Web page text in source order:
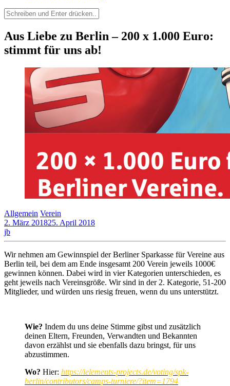
Suchen
nach:
Aus Liebe zu Berlin – 200 x 1.000 Euro:
stimmt für uns ab!
Allgemein Verein
2. März 201825. April 2018
jb
Wir nehmen am Gewinnspiel der Berliner Sparkasse für Vereine aus
Berlin teil, bei dem am Ende insgesamt 200 Verein jeweils 1000€
gewinnen können. Dabei wird in vier Kategorien unterschieden, es
geht jeweils nach Vereinsgröße. Wir sind in der 2. Kategorie, 51-200
Mitglieder, und würden uns riesig freuen, wenn du uns unterstützt.
Wie? Indem du uns deine Stimme gibst und zusätzlich
deinen Eltern, Freunden, Verwandten und Bekannten
davon erzählst und sie ebenfalls dazu bringst, für uns
abzustimmen.
Wo? Hier: https://ielements-projects.de/voting/spk-
berlin/contributors/camps-turniere/?item=1794